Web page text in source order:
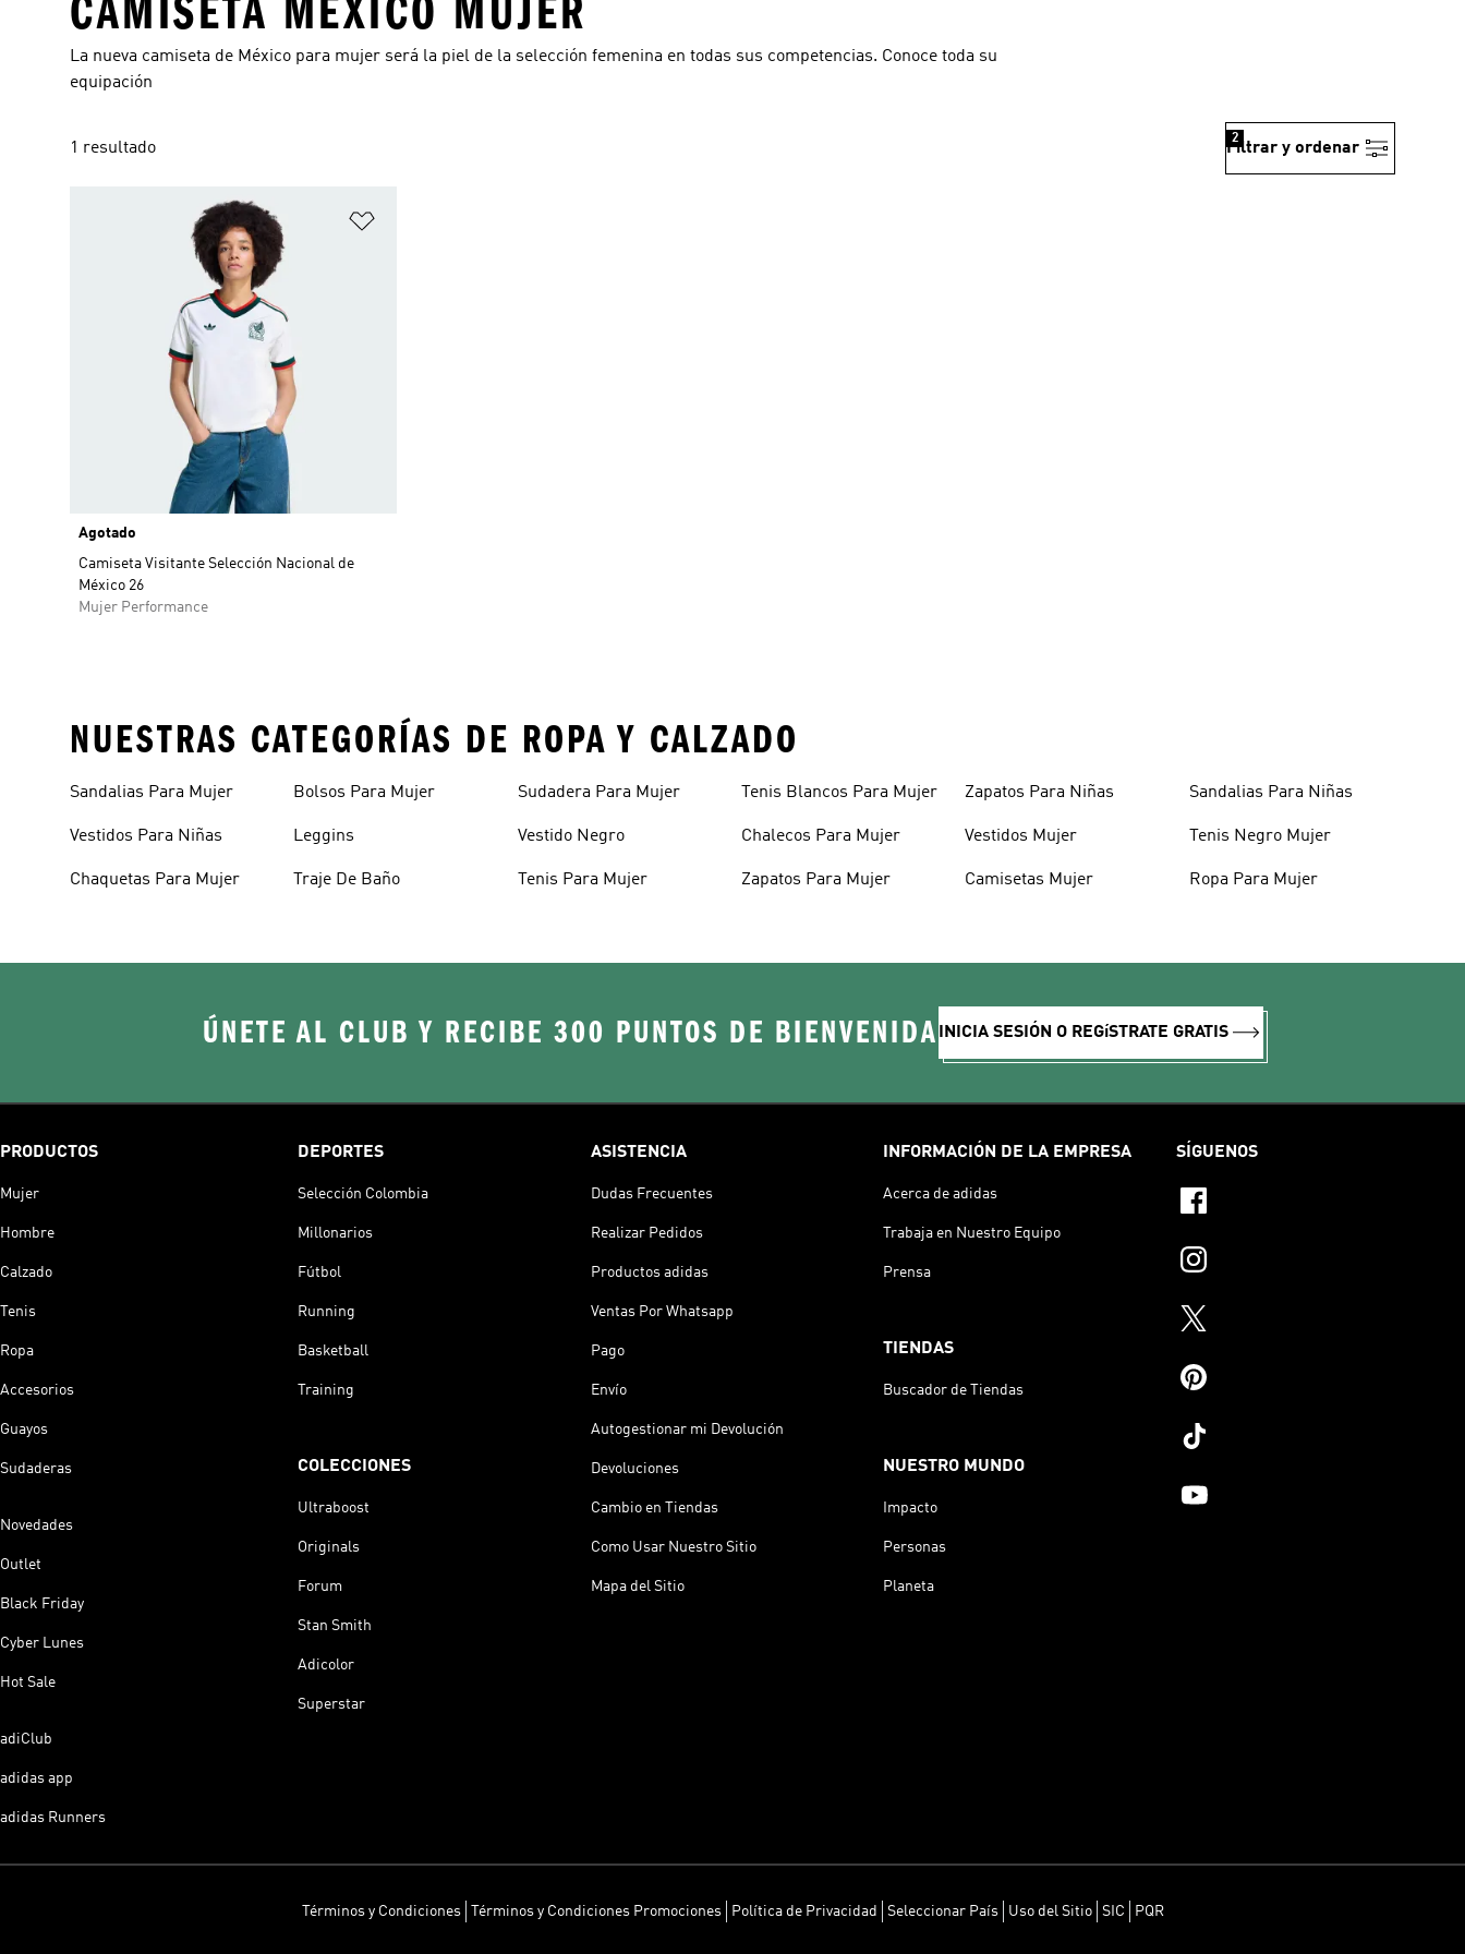
CAMISETA MEXICO MUJER
La nueva camiseta de México para mujer será la piel de la selección femenina en todas sus competencias. Conoce toda su
equipación
1 resultado Filtrar y ordenar
2
Agotado
Camiseta Visitante Selección Nacional de
México 26
Mujer Performance
NUESTRAS CATEGORÍAS DE ROPA Y CALZADO
Sandalias Para Mujer
Vestidos Para Niñas
Chaquetas Para Mujer
Bolsos Para Mujer
Leggins
Traje De Baño
Sudadera Para Mujer
Vestido Negro
Tenis Para Mujer
Tenis Blancos Para Mujer
Chalecos Para Mujer
Zapatos Para Mujer
Zapatos Para Niñas
Vestidos Mujer
Camisetas Mujer
Sandalias Para Niñas
Tenis Negro Mujer
Ropa Para Mujer
ÚNETE AL CLUB Y RECIBE 300 PUNTOS DE BIENVENIDA INICIA SESIÓN O REGíSTRATE GRATIS
PRODUCTOS
Mujer
Hombre
Calzado
Tenis
Ropa
Accesorios
Guayos
Sudaderas
Novedades
Outlet
Black Friday
Cyber Lunes
Hot Sale
adiClub
adidas app
adidas Runners
DEPORTES
Selección Colombia
Millonarios
Fútbol
Running
Basketball
Training
COLECCIONES
Ultraboost
Originals
Forum
Stan Smith
Adicolor
Superstar
ASISTENCIA
Dudas Frecuentes
Realizar Pedidos
Productos adidas
Ventas Por Whatsapp
Pago
Envío
Autogestionar mi Devolución
Devoluciones
Cambio en Tiendas
Como Usar Nuestro Sitio
Mapa del Sitio
INFORMACIÓN DE LA EMPRESA
Acerca de adidas
Trabaja en Nuestro Equipo
Prensa
TIENDAS
Buscador de Tiendas
NUESTRO MUNDO
Impacto
Personas
Planeta
SÍGUENOS
Términos y Condiciones Términos y Condiciones Promociones Política de Privacidad Seleccionar País Uso del Sitio SIC PQR